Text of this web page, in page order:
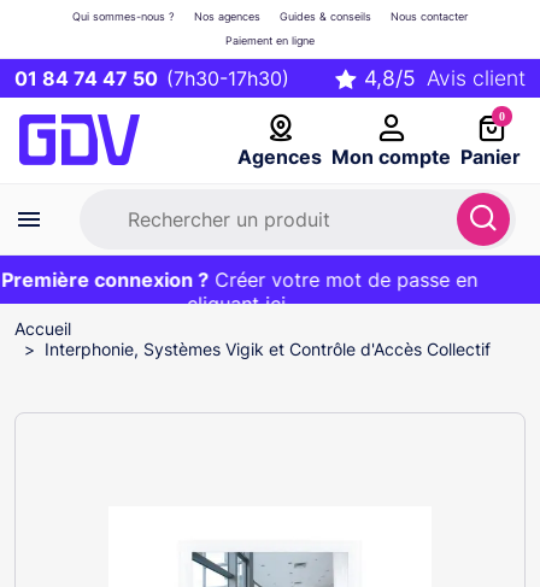
01 84 74 47 50 (7h30-17h30)
Agences Mon compte
Qui sommes-nous ? Nos agences Guides & conseils
Nous contacter
Paiement en ligne
0
Panier
Première commande ?20€ OFFERT sur votre panier
et livraison 24/48h gratuite avec le codeBIENVENUE
connexion ?Créer votre mot de passe en
cliquant ici
EXCLU WEB :
Accueil
Interphonie, Systèmes Vigik et Contrôle d'Accès Collectif